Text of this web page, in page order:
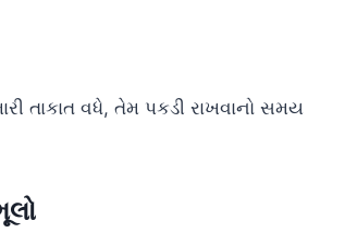
તાકાત વધે, તેમ પકડી રાખવાનો સમય